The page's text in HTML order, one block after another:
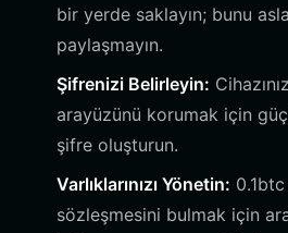
bir yerde saklayın; bunu
paylaşmayın.
Şifrenizi Belirleyin:
arayüzünü korumak için
şifre oluşturun.
Varlıklarınızı Yönetin:
sözleşmesini bulmak için